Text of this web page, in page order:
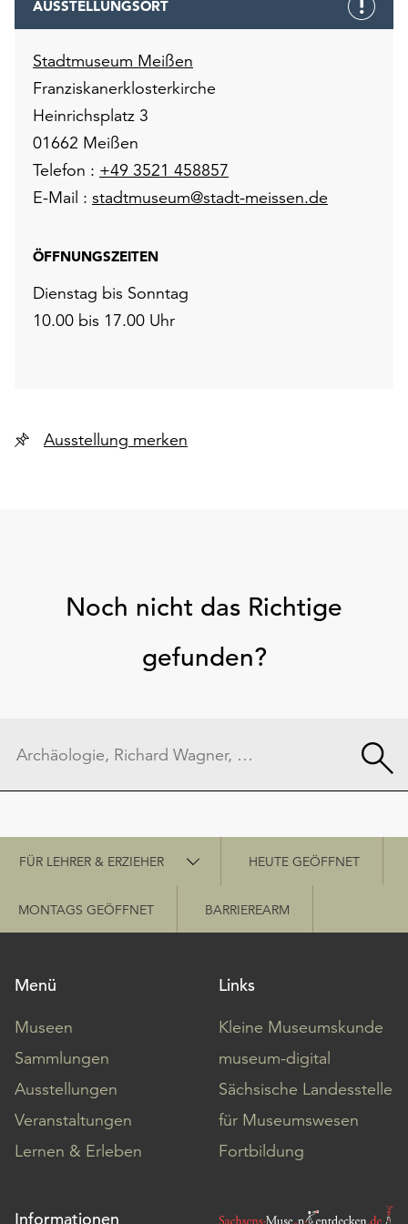
unserer
oder
dem
Impressum
AUSSTELLUNGSORT
Stadtmuseum Meißen
Franziskanerklosterkirche
Heinrichsplatz 3
01662 Meißen
Telefon : +49 3521 458857
E-Mail : stadtmuseum@stadt-meissen.de
ÖFFNUNGSZEITEN
Dienstag bis Sonntag
10.00 bis 17.00 Uhr
Ausstellung merken
Noch nicht das Richtige
gefunden?
Schnellzugriff
FÜR LEHRER & ERZIEHER HEUTE GEÖFFNET
MONTAGS GEÖFFNET BARRIEREARM
Menü
Museen
Sammlungen
Ausstellungen
Veranstaltungen
Lernen & Erleben
Links
Kleine Museumskunde
museum-digital
Sächsische Landesstelle
für Museumswesen
Fortbildung
Informationen